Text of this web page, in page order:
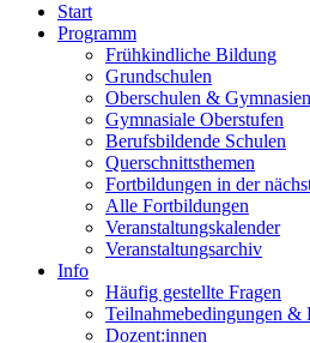
Start
Programm
Frühkindliche Bildung
Grundschulen
Oberschulen & Gymnasien
Gymnasiale Oberstufen
Berufsbildende Schulen
Querschnittsthemen
Fortbildungen in der
Alle Fortbildungen
Veranstaltungskalender
Veranstaltungsarchiv
Info
Häufig gestellte Fragen
Teilnahmebedingungen &
Dozent:innen